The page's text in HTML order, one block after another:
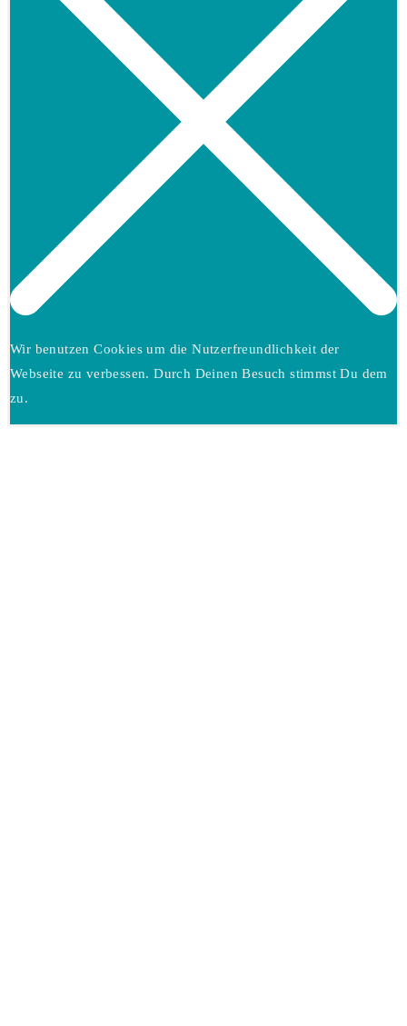
the
Wir benutzen Cookies um die Nutzerfreundlichkeit der
Webseite zu verbessen. Durch Deinen Besuch stimmst Du dem
zu.